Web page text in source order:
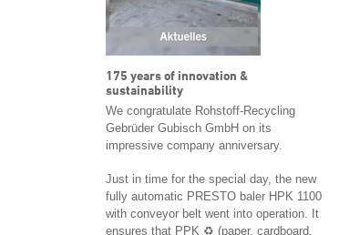
175 years of innovation &
sustainability
We congratulate Rohstoff-Recycling
Gebrüder Gubisch GmbH on its
impressive company anniversary.
Just in time for the special day, the new
fully automatic PRESTO baler HPK 1100
with conveyor belt went into operation. It
ensures that PPK ♻️ (paper, cardboard,